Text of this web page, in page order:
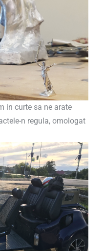
in curte sa ne arate
n regula, omologat